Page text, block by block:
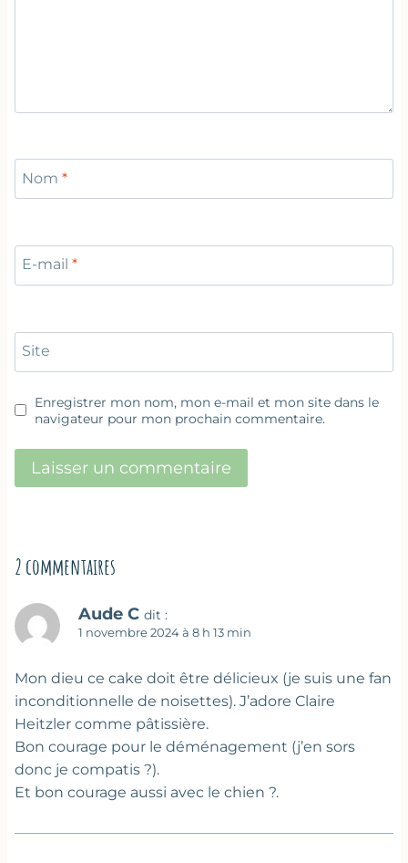
Nom *
E-mail *
Site
Enregistrer mon nom, mon e-mail et mon site dans le
navigateur pour mon prochain commentaire.
2 commentaires
Aude C dit :
1 novembre 2024 à 8 h 13 min
Mon dieu ce cake doit être délicieux (je suis une fan
inconditionnelle de noisettes). J’adore Claire
Heitzler comme pâtissière.
Bon courage pour le déménagement (j’en sors
donc je compatis ?).
Et bon courage aussi avec le chien ?.